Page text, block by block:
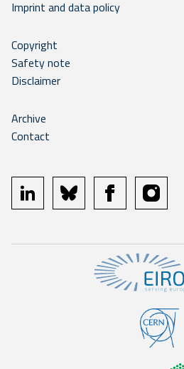
Imprint and data policy
Copyright
Safety note
Disclaimer
Archive
Contact
linkedin bluesky facebookinstagram